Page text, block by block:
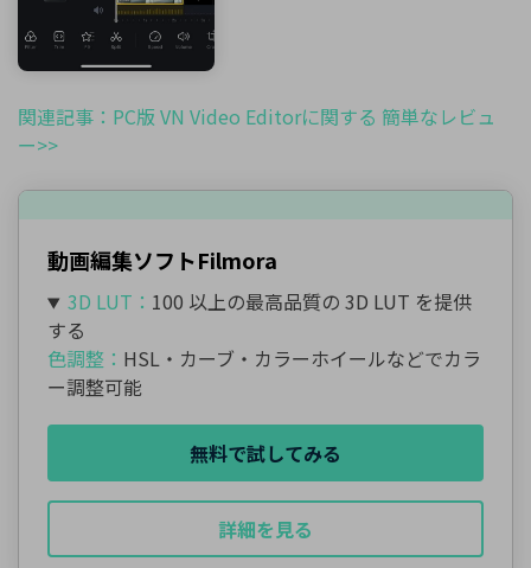
関連記事：PC版 VN Video Editorに関する 簡単なレビュ
ー>>
動画編集ソフトFilmora
3D LUT： 100 以上の最高品質の 3D LUT を提供
する
色調整： HSL・カーブ・カラーホイールなどでカラ
ー調整可能
無料で試してみる
詳細を見る